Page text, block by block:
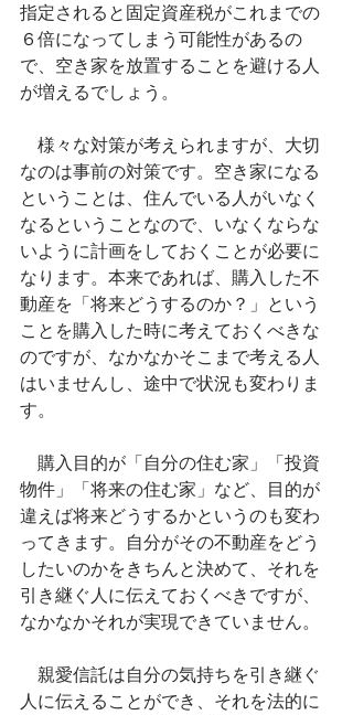
指定されると固定資産税がこれまでの
６倍になってしまう可能性があるの
で、空き家を放置することを避ける人
が増えるでしょう。
様々な対策が考えられますが、大切
なのは事前の対策です。空き家になる
ということは、住んでいる人がいなく
なるということなので、いなくならな
いように計画をしておくことが必要に
なります。本来であれば、購入した不
動産を「将来どうするのか？」という
ことを購入した時に考えておくべきな
のですが、なかなかそこまで考える人
はいませんし、途中で状況も変わりま
す。
購入目的が「自分の住む家」「投資
物件」「将来の住む家」など、目的が
違えば将来どうするかというのも変わ
ってきます。自分がその不動産をどう
したいのかをきちんと決めて、それを
引き継ぐ人に伝えておくべきですが、
なかなかそれが実現できていません。
親愛信託は自分の気持ちを引き継ぐ
人に伝えることができ、それを法的に